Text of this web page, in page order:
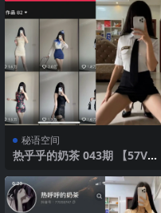
秘语空间
热乎乎的奶茶 043期 【57V】2